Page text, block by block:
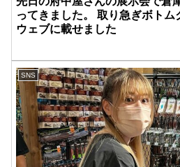
ってきました。 取り急ぎボト
ウェブに載せました
SNS